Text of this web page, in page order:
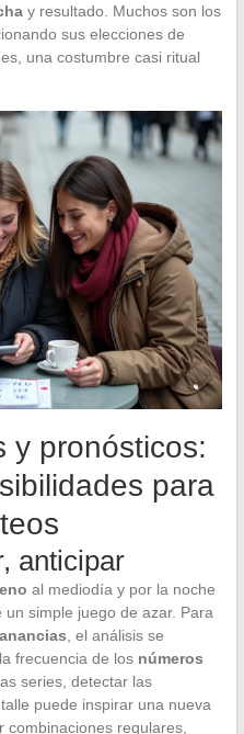
y resultado. Muchos son los
sus elecciones de
una costumbre casi ritual
y pronósticos:
para
anticipar
al mediodía y por la noche
simple juego de azar. Para
, el análisis se
frecuencia de los números
series, detectar las
puede inspirar una nueva
regulares,